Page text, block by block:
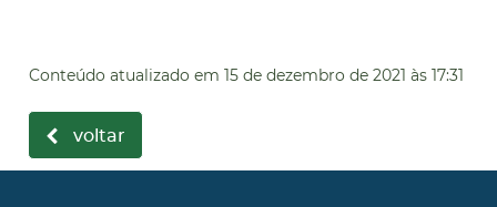
Conteúdo atualizado em 15 de dezembro de 2021 às 17:31
voltar